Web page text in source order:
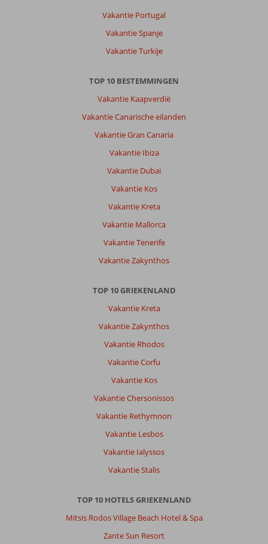
Vakantie Portugal
Vakantie Spanje
Vakantie Turkije
TOP 10 BESTEMMINGEN
Vakantie Kaapverdië
Vakantie Canarische eilanden
Vakantie Gran Canaria
Vakantie Ibiza
Vakantie Dubai
Vakantie Kos
Vakantie Kreta
Vakantie Mallorca
Vakantie Tenerife
Vakantie Zakynthos
TOP 10 GRIEKENLAND
Vakantie Kreta
Vakantie Zakynthos
Vakantie Rhodos
Vakantie Corfu
Vakantie Kos
Vakantie Chersonissos
Vakantie Rethymnon
Vakantie Lesbos
Vakantie Ialyssos
Vakantie Stalis
TOP 10 HOTELS GRIEKENLAND
Mitsis Rodos Village Beach Hotel & Spa
Zante Sun Resort